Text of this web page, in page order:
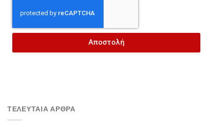
Αποστολή
ΤΕΛΕΥΤΑΙΑ ΑΡΘΡΑ